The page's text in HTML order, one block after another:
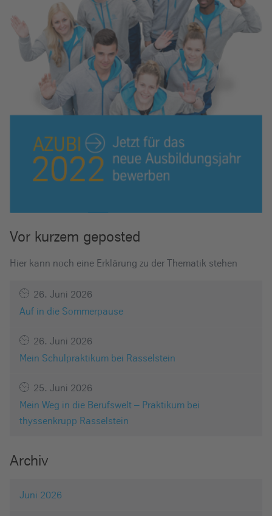
Vor kurzem geposted
Hier kann noch eine Erklärung zu der Thematik stehen
26. Juni 2026
Auf in die Sommerpause
26. Juni 2026
Mein Schulpraktikum bei Rasselstein
25. Juni 2026
Mein Weg in die Berufswelt – Praktikum bei
thyssenkrupp Rasselstein
Archiv
Juni 2026